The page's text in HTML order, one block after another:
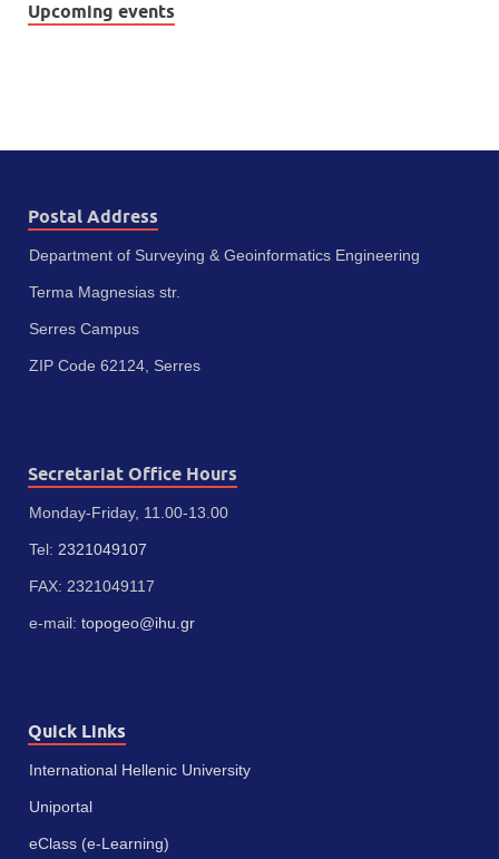
Upcoming events
Postal Address
Department of Surveying & Geoinformatics Engineering
Terma Magnesias str.
Serres Campus
ZIP Code 62124, Serres
Secretariat Office Hours
Monday-Friday, 11.00-13.00
Tel: 2321049107
FAX: 2321049117
e-mail: topogeo@ihu.gr
Quick Links
International Hellenic University
Uniportal
eClass (e-Learning)